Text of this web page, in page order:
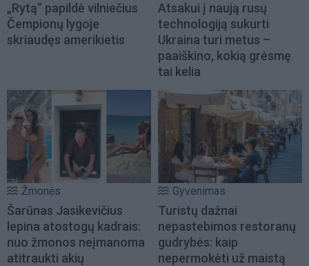
„Rytą“ papildė vilniečius
Čempionų lygoje
skriaudęs amerikietis
Atsakui į naują rusų
technologiją sukurti
Ukraina turi metus –
paaiškino, kokią grėsmę
tai kelia
Žmonės
Šarūnas Jasikevičius
lepina atostogų kadrais:
nuo žmonos neįmanoma
atitraukti akių
Gyvenimas
Turistų dažnai
nepastebimos restoranų
gudrybės: kaip
nepermokėti už maistą